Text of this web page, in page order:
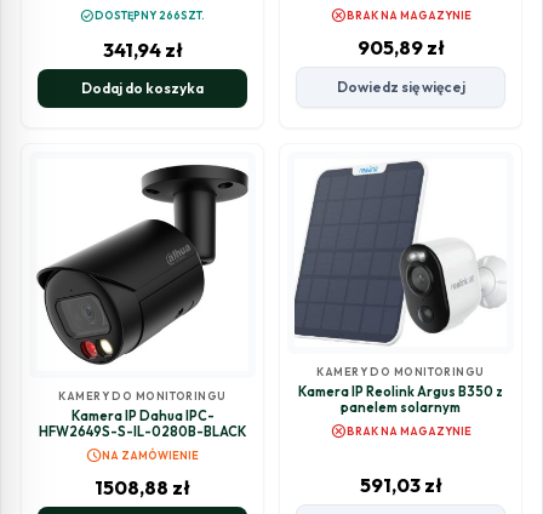
check_circleDOSTĘPNY 266SZT.
341,94 zł
Dodaj do koszyka
cancelBRAK NA MAGAZYNIE
905,89 zł
Dowiedz się więcej
KAMERY DO MONITORINGU
Kamera IP Dahua IPC-
HFW2649S-S-IL-0280B-BLACK
scheduleNA ZAMÓWIENIE
1508,88 zł
KAMERY DO MONITORINGU
Kamera IP Reolink Argus B350 z
panelem solarnym
cancelBRAK NA MAGAZYNIE
591,03 zł